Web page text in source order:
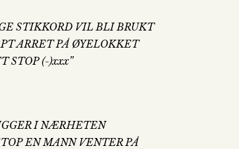
STIKKORD VIL BLI BRUKT
ARRET PÅ ØYELOKKET
STOP (-)xxx”
I NÆRHETEN
EN MANN VENTER PÅ